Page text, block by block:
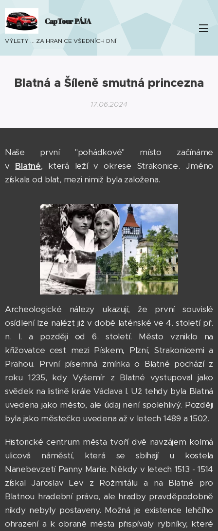
CapTour PÁJA
VÝLETY ... ZA HRANICE VŠEDNÍCH DNÍ
Blatná a Šíleně smutná princezna
17.06.2024
Naše první "pohádkové" místo začínáme
v Blatné, která leží v okrese Strakonice. Jméno
získala od blat, mezi nimiž byla založena.
Archeologické nálezy ukazují, že první souvislé
osídlení lze nalézt již v době laténské ve 4. století př.
n. l. a později od 6. století. Město vzniklo na
křižovatce cest mezi Pískem, Plzní, Strakonicemi a
Prahou. První písemná zmínka o Blatné pochází z
roku 1235, kdy Vyšemír z Blatné vystupoval jako
svědek na listině krále Václava I. Už tehdy byla Blatná
uvedena jako město, ale údaj není spolehlivý. Později
byla jako městečko uvedena až v letech 1489 a 1502.
Historické centrum města tvoří dvě navzájem kolmá
ulicová náměstí, která se sbíhají u kostela
Nanebevzetí Panny Marie. Někdy v letech 1513 - 1514
získal Jaroslav Lev z Rožmitálu a na Blatné pro
Blatnou hradební právo, ale hradby pravděpodobně
nikdy nebyly postaveny. Možná je existence lehčího
ohrazení a k obraně města přispívaly rybníky, které